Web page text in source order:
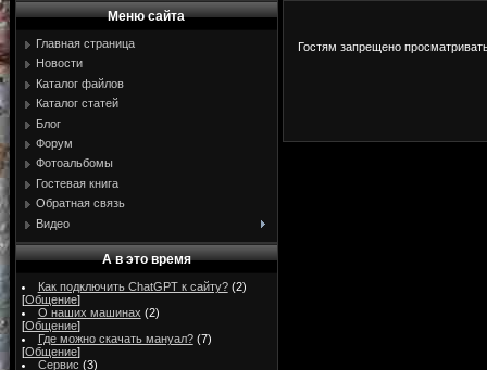
Меню сайта
Главная страница
Новости
Каталог файлов
Каталог статей
Блог
Форум
Фотоальбомы
Гостевая книга
Обратная связь
Видео
А в это время
Как подключить ChatGPT к сайту? (2)
[Общение]
О наших машинах (2)
[Общение]
Где можно скачать мануал? (7)
[Общение]
Сервис (3)
Гостям запрещено